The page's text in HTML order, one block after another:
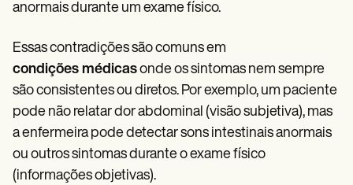
anormais durante um exame físico.
Essas contradições são comuns em
condições médicasonde os sintomas nem sempre
são consistentes ou diretos. Por exemplo, um paciente
pode não relatar dor abdominal (visão subjetiva), mas
a enfermeira pode detectar sons intestinais anormais
ou outros sintomas durante o exame físico
(informações objetivas).